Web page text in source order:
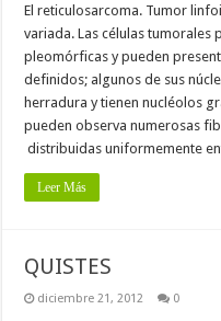
El reticulosarcoma. Tumor
variada. Las células tumorales
pleomórficas y pueden
definidos; algunos de sus
herradura y tienen nucléolos
pueden observa numerosas
distribuidas uniformemente
Leer Más
QUISTES
diciembre 21, 2012 0